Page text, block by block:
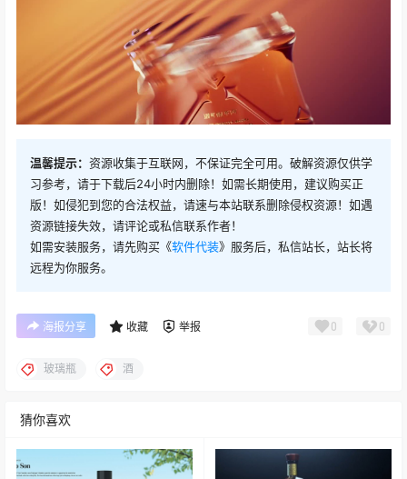
温馨提示： 资源收集于互联网，不保证完全可用。破解资源仅供学
习参考，请于下载后24小时内删除！如需长期使用，建议购买正
版！如侵犯到您的合法权益，请速与本站联系删除侵权资源！如遇
资源链接失效，请评论或私信联系作者！
如需安装服务，请先购买《软件代装》服务后，私信站长，站长将
远程为你服务。
海报分享 收藏 举报 0 0
玻璃瓶 酒
猜你喜欢